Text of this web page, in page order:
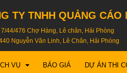
TY TNHH QUẢNG CÁO
44/476 Chợ Hàng, Lê chân, Hải Phòng
Nguyễn Văn Linh, Lê Chân, Hải Phòng
VỤ BÁO GIÁ DỰ ÁN THI